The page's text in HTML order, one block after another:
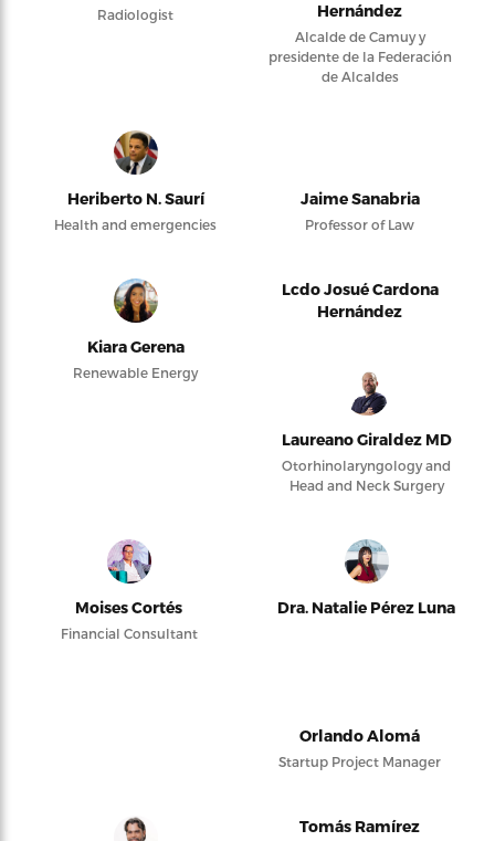
Radiologist
Hernández
Alcalde de Camuy y
presidente de la Federación
de Alcaldes
Heriberto N. Saurí
Health and emergencies
Jaime Sanabria
Professor of Law
Kiara Gerena
Renewable Energy
Lcdo Josué Cardona
Hernández
Laureano Giraldez MD
Otorhinolaryngology and
Head and Neck Surgery
Moises Cortés
Financial Consultant
Dra. Natalie Pérez Luna
Orlando Alomá
Startup Project Manager
Tomás Ramírez